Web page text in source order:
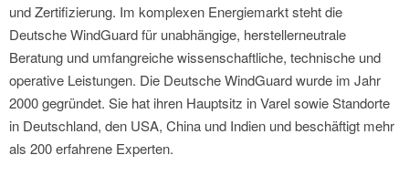
und Zertifizierung. Im komplexen Energiemarkt steht die
Deutsche WindGuard für unabhängige, herstellerneutrale
Beratung und umfangreiche wissenschaftliche, technische und
operative Leistungen. Die Deutsche WindGuard wurde im Jahr
2000 gegründet. Sie hat ihren Hauptsitz in Varel sowie Standorte
in Deutschland, den USA, China und Indien und beschäftigt mehr
als 200 erfahrene Experten.